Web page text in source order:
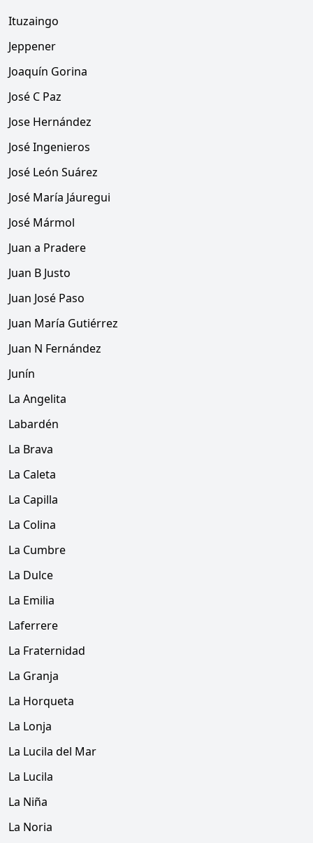
Ituzaingo
Jeppener
Joaquín Gorina
José C Paz
Jose Hernández
José Ingenieros
José León Suárez
José María Jáuregui
José Mármol
Juan a Pradere
Juan B Justo
Juan José Paso
Juan María Gutiérrez
Juan N Fernández
Junín
La Angelita
Labardén
La Brava
La Caleta
La Capilla
La Colina
La Cumbre
La Dulce
La Emilia
Laferrere
La Fraternidad
La Granja
La Horqueta
La Lonja
La Lucila del Mar
La Lucila
La Niña
La Noria